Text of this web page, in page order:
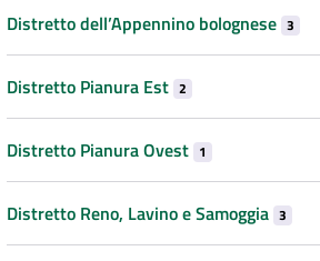
Distretto dell’Appennino bolognese 3
Distretto Pianura Est 2
Distretto Pianura Ovest 1
Distretto Reno, Lavino e Samoggia 3